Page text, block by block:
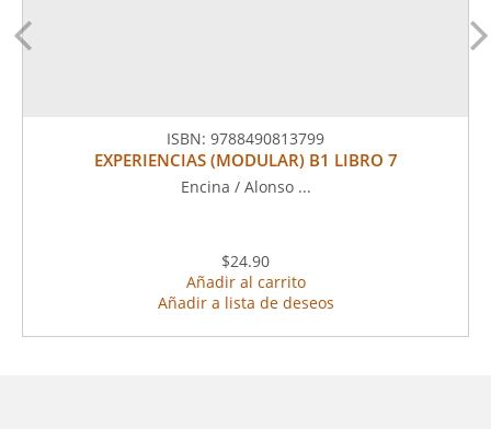
ISBN: 9788490813799
EXPERIENCIAS (MODULAR) B1 LIBRO 7
Encina / Alonso ...
$24.90
Añadir al carrito
Añadir a lista de deseos